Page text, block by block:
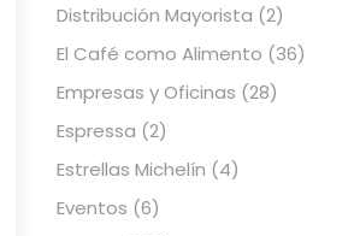
Distribución Mayorista (2)
El Café como Alimento (36)
Empresas y Oficinas (28)
Espressa (2)
Estrellas Michelín (4)
Eventos (6)